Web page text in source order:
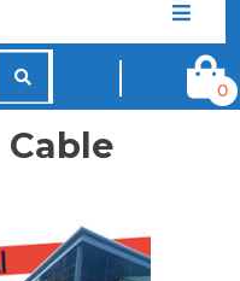
0
Cable